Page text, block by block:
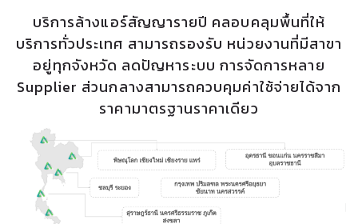
บริการล้างแอร์สัญญารายปี คลอบคลุมพื้นที่ให้
บริการทั่วประเทศ สามารถรองรับ หน่วยงานที่มีสาขา
อยู่ทุกจังหวัด ลดปัญหาระบบ การจัดการหลาย
Supplier ส่วนกลางสามารถควบคุมค่าใช้จ่ายได้จาก
ราคามาตรฐานราคาเดียว